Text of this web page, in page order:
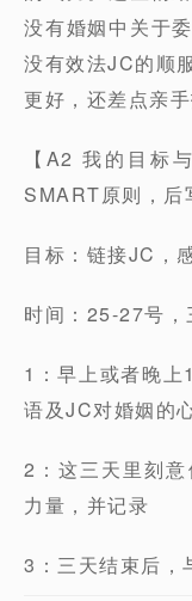
没有婚姻中关于
没有效法JC的顺
更好，还差点亲手
【A2 我的目标
SMART原则，后
目标：链接JC，
时间：25-27号，
1：早上或者晚
语及JC对婚姻的
2：这三天里刻
力量，并记录
3：三天结束后，